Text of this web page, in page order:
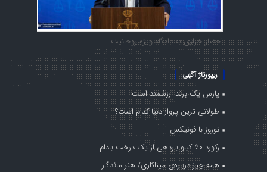
احضار خرازی به دادگاه ویژه روحانیت
ریپورتاژ آگهی
پارس یک برند ارزشمند است
طولانی ترین پرواز دنیا کدام است؟
نوروز با فونیکس
رکورد ۵۰ کیلو باردهی از یک درخت بادام
همه چیز درباره‌ی میناکاری/ هنر ماندگار